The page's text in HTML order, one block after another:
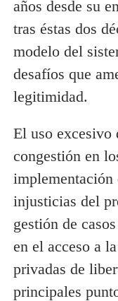
años desde su
tras éstas dos
modelo del
desafíos que
legitimidad.
El uso excesivo
congestión en
implementación
injusticias del
gestión de
en el acceso a
privadas de
principales